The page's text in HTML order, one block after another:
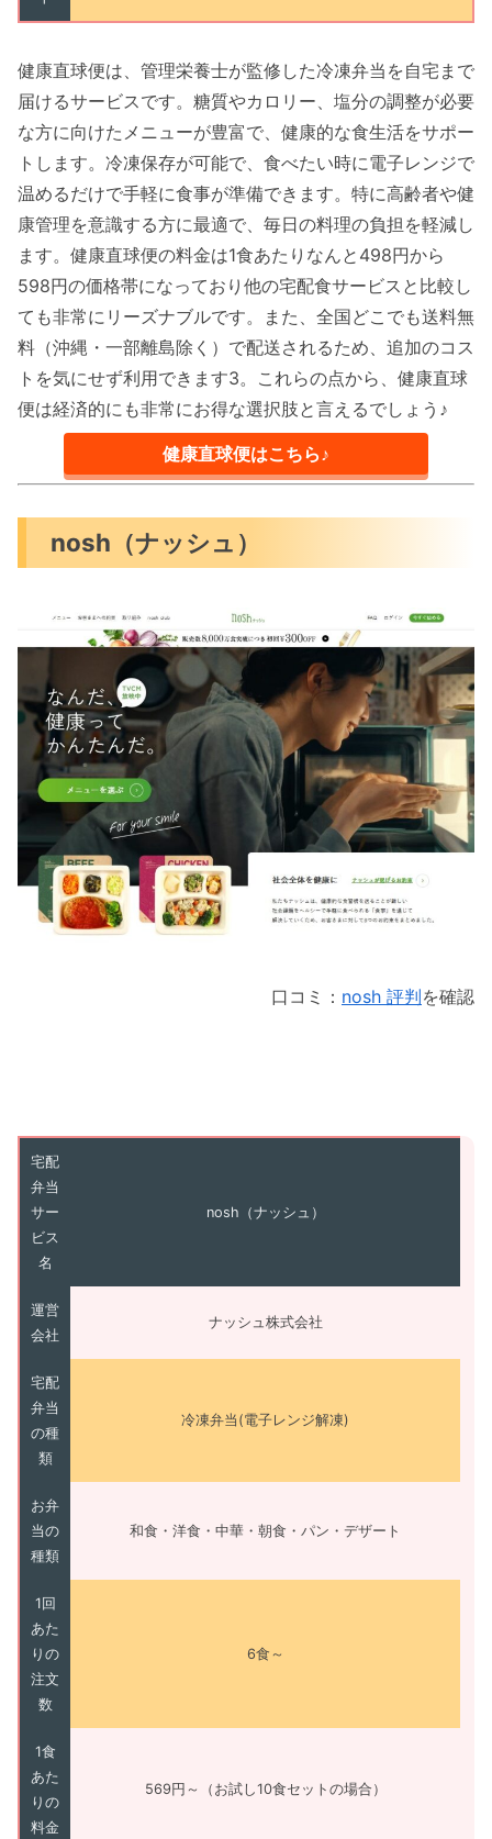
健康直球便は、管理栄養士が監修した冷凍弁当を自宅まで
届けるサービスです。糖質やカロリー、塩分の調整が必要
な方に向けたメニューが豊富で、健康的な食生活をサポー
トします。冷凍保存が可能で、食べたい時に電子レンジで
温めるだけで手軽に食事が準備できます。特に高齢者や健
康管理を意識する方に最適で、毎日の料理の負担を軽減し
ます。健康直球便の料金は1食あたりなんと498円から
598円の価格帯になっており他の宅配食サービスと比較し
ても非常にリーズナブルです。また、全国どこでも送料無
料（沖縄・一部離島除く）で配送されるため、追加のコス
トを気にせず利用できます3。これらの点から、健康直球
便は経済的にも非常にお得な選択肢と言えるでしょう♪
健康直球便はこちら♪
nosh（ナッシュ）
口コミ： nosh 評判を確認
宅配
弁当
サー
ビス
名
nosh（ナッシュ）
運営
会社
ナッシュ株式会社
宅配
弁当
の種
類
冷凍弁当(電子レンジ解凍)
お弁
当の
種類
和食・洋食・中華・朝食・パン・デザート
1回
あた
りの
注文
数
6食～
1食
あた
りの
料金
569円～（お試し10食セットの場合）